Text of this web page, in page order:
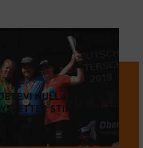
anche
NULLA CON LA
STIHL